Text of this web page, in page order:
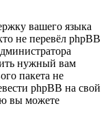
вашего языка
не перевёл phpBB
нужный вам
пакета не
phpBB на свой
вы можете